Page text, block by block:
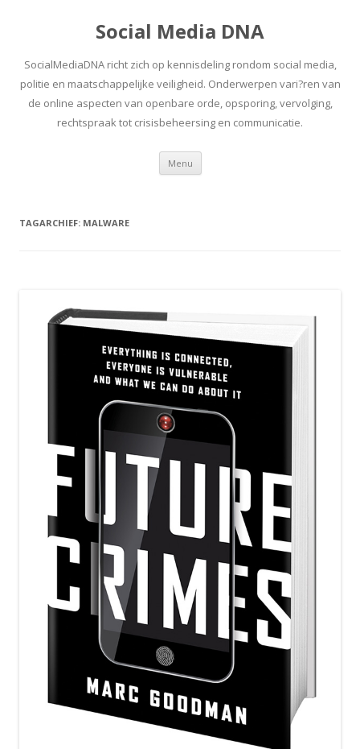
Social Media DNA
SocialMediaDNA richt zich op kennisdeling rondom social media,
politie en maatschappelijke veiligheid. Onderwerpen vari?ren van
de online aspecten van openbare orde, opsporing, vervolging,
rechtspraak tot crisisbeheersing en communicatie.
Menu Spring
inhoud
TAGARCHIEF: MALWARE